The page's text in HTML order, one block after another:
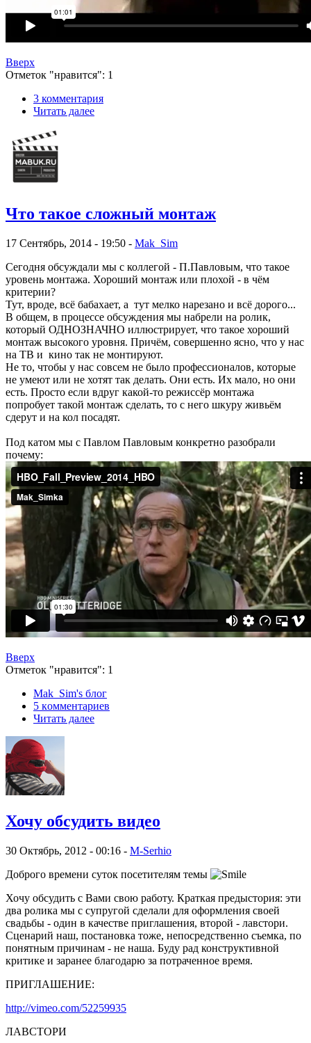
Вверх
Отметок "нравится": 1
3 комментария
Читать далее
Что такое сложный монтаж
17 Сентябрь, 2014 - 19:50 - Mak_Sim
Сегодня обсуждали мы с коллегой - П.Павловым, что такое
уровень монтажа. Хороший монтаж или плохой - в чём
критерии?
Тут, вроде, всё бабахает, а тут мелко нарезано и всё дорого...
В общем, в процессе обсуждения мы набрели на ролик,
который ОДНОЗНАЧНО иллюстрирует, что такое хороший
монтаж высокого уровня. Причём, совершенно ясно, что у нас
на ТВ и кино так не монтируют.
Не то, чтобы у нас совсем не было профессионалов, которые
не умеют или не хотят так делать. Они есть. Их мало, но они
есть. Просто если вдруг какой-то режиссёр монтажа
попробует такой монтаж сделать, то с него шкуру живьём
сдерут и на кол посадят.
Под катом мы с Павлом Павловым конкретно разобрали
почему:
Вверх
Отметок "нравится": 1
Mak_Sim's блог
5 кoммeнтаpиев
Читать далее
Хочу обсудить видео
30 Октябрь, 2012 - 00:16 - M-Serhio
Доброго времени суток посетителям темы
Хочу обсудить с Вами свою работу. Краткая предыстория: эти
два ролика мы с супругой сделали для оформления своей
свадьбы - один в качестве приглашения, второй - лавстори.
Сценарий наш, постановка тоже, непосредственно съемка, по
понятным причинам - не наша. Буду рад конструктивной
критике и заранее благодарю за потраченное время.
ПРИГЛАШЕНИЕ:
http://vimeo.com/52259935
ЛАВСТОРИ